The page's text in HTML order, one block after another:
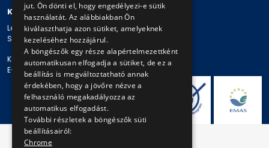
KAPCSOLAT
Levelezési cím: 1980 Budapest, Pf. 11.
Székhely: 1980 Budapest, Akácfa u. 15.
Központi telefonszám: + 36 1 461-65-00
E-mail cím: bkv@bkv.hu
jut. Ön dönti el, hogy engedélyezi-e sütik
használatát. Az alábbiakban Ön
kiválaszthatja azon sütiket, amelyeknek
kezeléséhez hozzájárul.
A böngészők egy része alapértelmezettként
automatikusan elfogadja a sütiket, de ez a
beállítás is megváltoztatható annak
érdekében, hogy a jövőre nézve a
felhasználó megakadályozza az
automatikus elfogadást.
További részletek a böngészők süti
beállításairól:
Chrome